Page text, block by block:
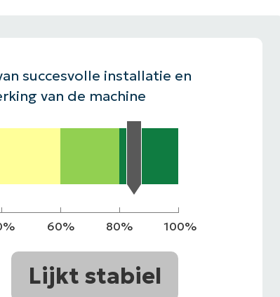
succesvolle installatie en
van de machine
60% 80% 100%
Lijkt stabiel